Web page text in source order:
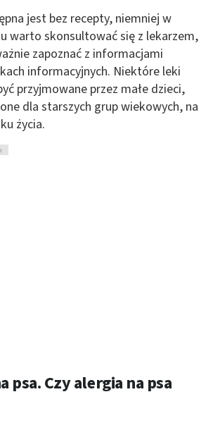
jest bez recepty, niemniej w
warto skonsultować się z lekarzem,
zapoznać z informacjami
informacyjnych. Niektóre leki
przyjmowane przez małe dzieci,
dla starszych grup wiekowych, na
życia.
psa. Czy alergia na psa